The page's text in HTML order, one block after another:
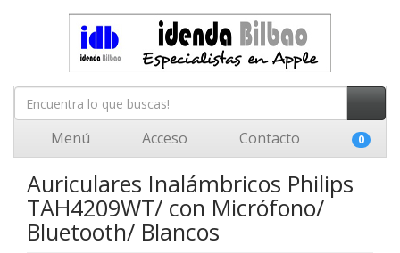
Menú Acceso Contacto 0
Auriculares Inalámbricos Philips
TAH4209WT/ con Micrófono/
Bluetooth/ Blancos